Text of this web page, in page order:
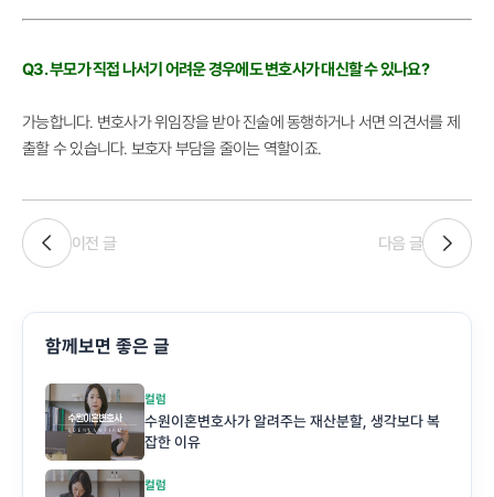
Q3. 부모가 직접 나서기 어려운 경우에도 변호사가 대신할 수 있나요?
가능합니다. 변호사가 위임장을 받아 진술에 동행하거나 서면 의견서를 제
출할 수 있습니다. 보호자 부담을 줄이는 역할이죠.
이전 글 다음 글
함께보면 좋은 글
컬럼
수원이혼변호사가 알려주는 재산분할, 생각보다 복
잡한 이유
컬럼